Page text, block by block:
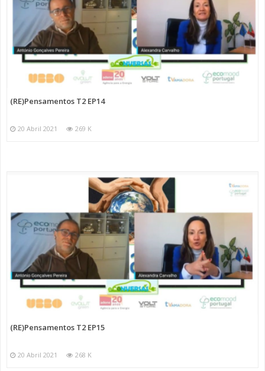
(RE)Pensamentos T2 EP14
20 Abril 2021 269 K
(RE)Pensamentos T2 EP15
20 Abril 2021 268 K